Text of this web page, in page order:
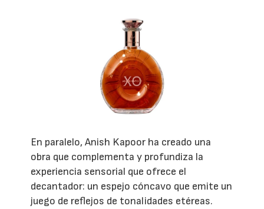
En paralelo, Anish Kapoor ha creado una
obra que complementa y profundiza la
experiencia sensorial que ofrece el
decantador: un espejo cóncavo que emite un
juego de reflejos de tonalidades etéreas.